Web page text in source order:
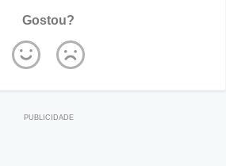
Gostou?